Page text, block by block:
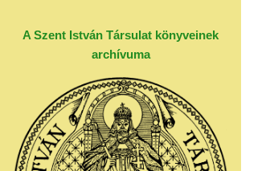
A Szent István Társulat könyveinek
archívuma